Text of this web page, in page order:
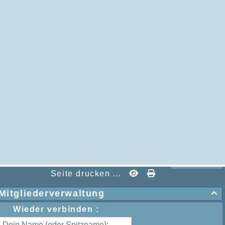
Seite drucken ...

Wieder verbinden :